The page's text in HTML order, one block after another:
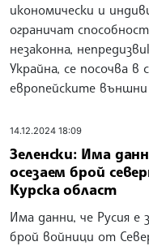
икономически и
ограничат
незаконна,
Украйна, се посочва
европейските
14.12.2024 18:09
Зеленски: Има
осезаем брой
Курска област
Има данни, че Русия е
брой войници от